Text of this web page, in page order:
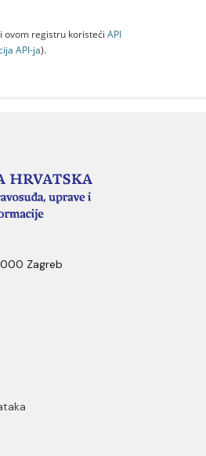
ovom registru koristeći API
API-jа).